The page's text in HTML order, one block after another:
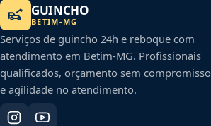
GUINCHO
BETIM-MG
Serviços de guincho 24h e reboque com
atendimento em Betim-MG. Profissionais
qualificados, orçamento sem compromisso
e agilidade no atendimento.